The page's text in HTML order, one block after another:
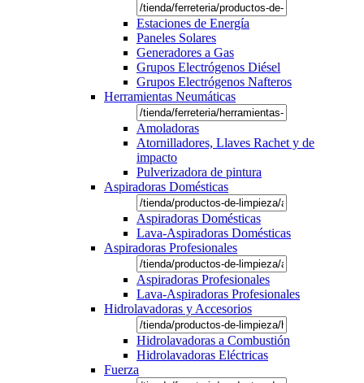
Estaciones de Energía
Paneles Solares
Generadores a Gas
Grupos Electrógenos Diésel
Grupos Electrógenos Nafteros
Herramientas Neumáticas
Amoladoras
Atornilladores, Llaves Rachet y de
impacto
Pulverizadora de pintura
Aspiradoras Domésticas
Aspiradoras Domésticas
Lava-Aspiradoras Domésticas
Aspiradoras Profesionales
Aspiradoras Profesionales
Lava-Aspiradoras Profesionales
Hidrolavadoras y Accesorios
Hidrolavadoras a Combustión
Hidrolavadoras Eléctricas
Fuerza